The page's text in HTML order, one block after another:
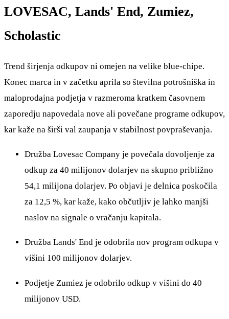
LOVESAC, Lands' End, Zumiez,
Scholastic
Trend širjenja odkupov ni omejen na velike blue-chipe.
Konec marca in v začetku aprila so številna potrošniška in
maloprodajna podjetja v razmeroma kratkem časovnem
zaporedju napovedala nove ali povečane programe odkupov,
kar kaže na širši val zaupanja v stabilnost povpraševanja.
Družba Lovesac Company je povečala dovoljenje za
odkup za 40 milijonov dolarjev na skupno približno
54,1 milijona dolarjev. Po objavi je delnica poskočila
za 12,5 %, kar kaže, kako občutljiv je lahko manjši
naslov na signale o vračanju kapitala.
Družba Lands' End je odobrila nov program odkupa v
višini 100 milijonov dolarjev.
Podjetje Zumiez je odobrilo odkup v višini do 40
milijonov USD.